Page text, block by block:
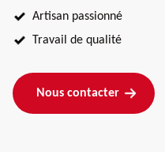
Artisan passionné
Travail de qualité
Nous contacter